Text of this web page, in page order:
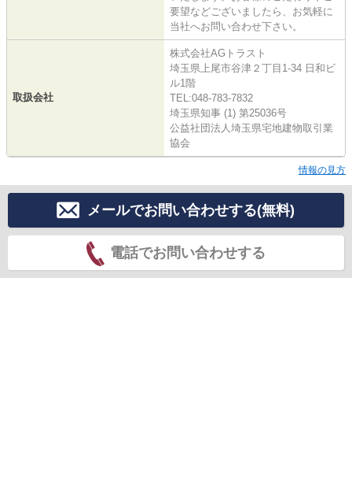
要望などございましたら、お気軽に
当社へお問い合わせ下さい。
取扱会社
株式会社AGトラスト
埼玉県上尾市谷津２丁目1-34 日和ビ
ル1階
TEL:048-783-7832
埼玉県知事 (1) 第25036号
公益社団法人埼玉県宅地建物取引業
協会
情報の見方
メールでお問い合わせする(無料)
電話でお問い合わせする